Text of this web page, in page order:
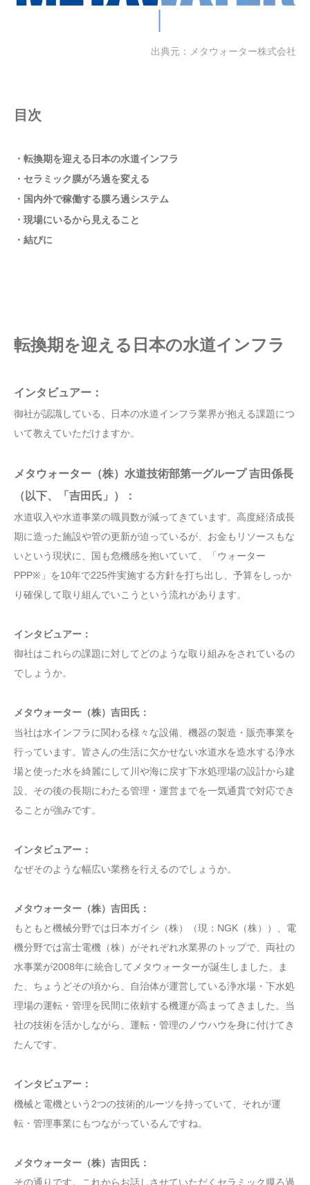
出典元：メタウォーター株式会社
目次
・転換期を迎える日本の水道インフラ
・セラミック膜がろ過を変える
・国内外で稼働する膜ろ過システム
・現場にいるから見えること
・結びに
転換期を迎える日本の水道インフラ
インタビュアー：
御社が認識している、日本の水道インフラ業界が抱える課題につ
いて教えていただけますか。
メタウォーター（株）水道技術部第一グループ 吉田係長
（以下、「吉田氏」）：
水道収入や水道事業の職員数が減ってきています。高度経済成長
期に造った施設や管の更新が迫っているが、お金もリソースもな
いという現状に、国も危機感を抱いていて、「ウォーター
PPP※」を10年で225件実施する方針を打ち出し、予算をしっか
り確保して取り組んでいこうという流れがあります。
インタビュアー：
御社はこれらの課題に対してどのような取り組みをされているの
でしょうか。
メタウォーター（株）吉田氏：
当社は水インフラに関わる様々な設備、機器の製造・販売事業を
行っています。皆さんの生活に欠かせない水道水を造水する浄水
場と使った水を綺麗にして川や海に戻す下水処理場の設計から建
設、その後の長期にわたる管理・運営までを一気通貫で対応でき
ることが強みです。
インタビュアー：
なぜそのような幅広い業務を行えるのでしょうか。
メタウォーター（株）吉田氏：
もともと機械分野では日本ガイシ（株）（現：NGK（株））、電
機分野では富士電機（株）がそれぞれ水業界のトップで、両社の
水事業が2008年に統合してメタウォーターが誕生しました。ま
た、ちょうどその頃から、自治体が運営している浄水場・下水処
理場の運転・管理を民間に依頼する機運が高まってきました。当
社の技術を活かしながら、運転・管理のノウハウを身に付けてき
たんです。
インタビュアー：
機械と電機という2つの技術的ルーツを持っていて、それが運
転・管理事業にもつながっているんですね。
メタウォーター（株）吉田氏：
その通りです。これからお話しさせていただくセラミック膜ろ過